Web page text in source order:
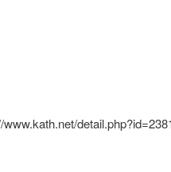
www.kath.net/